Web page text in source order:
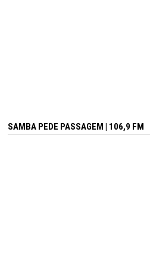
SAMBA PEDE PASSAGEM | 106,9 FM